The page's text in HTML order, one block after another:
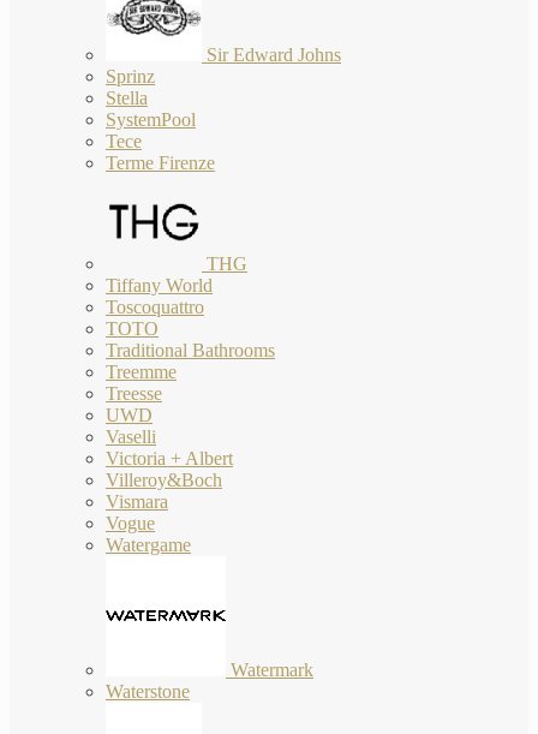
Sir Edward Johns
Sprinz
Stella
SystemPool
Tece
Terme Firenze
THG
Tiffany World
Toscoquattro
TOTO
Traditional Bathrooms
Treemme
Treesse
UWD
Vaselli
Victoria + Albert
Villeroy&Boch
Vismara
Vogue
Watergame
Watermark
Waterstone